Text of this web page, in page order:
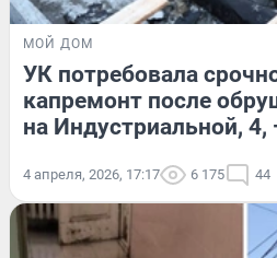
МОЙ ДОМ
УК потребовала
капремонт после
на Индустриальной,
4 апреля, 2026, 17:17 6 175 44